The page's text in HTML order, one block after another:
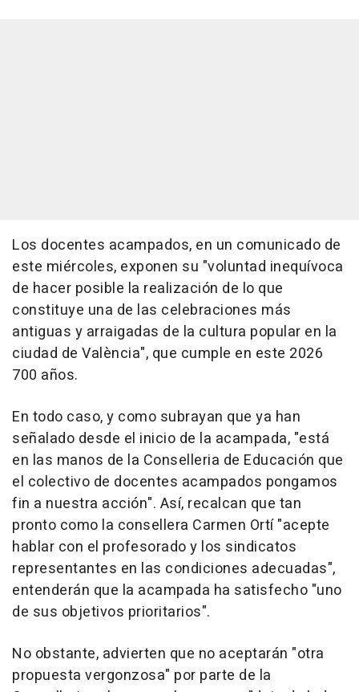
Los docentes acampados, en un comunicado de
este miércoles, exponen su "voluntad inequívoca
de hacer posible la realización de lo que
constituye una de las celebraciones más
antiguas y arraigadas de la cultura popular en la
ciudad de València", que cumple en este 2026
700 años.
En todo caso, y como subrayan que ya han
señalado desde el inicio de la acampada, "está
en las manos de la Conselleria de Educación que
el colectivo de docentes acampados pongamos
fin a nuestra acción". Así, recalcan que tan
pronto como la consellera Carmen Ortí "acepte
hablar con el profesorado y los sindicatos
representantes en las condiciones adecuadas",
entenderán que la acampada ha satisfecho "uno
de sus objetivos prioritarios".
No obstante, advierten que no aceptarán "otra
propuesta vergonzosa" por parte de la